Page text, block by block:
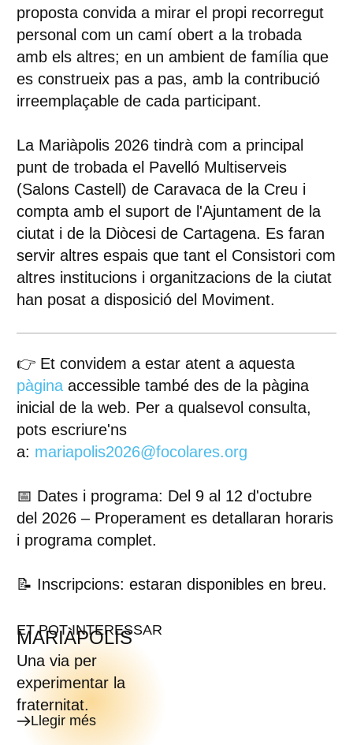
proposta convida a mirar el propi recorregut
personal com un camí obert a la trobada
amb els altres; en un ambient de família que
es construeix pas a pas, amb la contribució
irreemplaçable de cada participant.
La Mariàpolis 2026 tindrà com a principal
punt de trobada el Pavelló Multiserveis
(Salons Castell) de Caravaca de la Creu i
compta amb el suport de l'Ajuntament de la
ciutat i de la Diòcesi de Cartagena. Es faran
servir altres espais que tant el Consistori com
altres institucions i organitzacions de la ciutat
han posat a disposició del Moviment.
👉 Et convidem a estar atent a aquesta
pàginaaccessible també des de la pàgina
inicial de la web. Per a qualsevol consulta,
pots escriure'ns
a: mariapolis2026@focolares.org
📅 Dates i programa: Del 9 al 12 d'octubre
del 2026 – Properament es detallaran horaris
i programa complet.
📝 Inscripcions: estaran disponibles en breu.
ET POT INTERESSAR
MARIÀPOLIS
Una via per
experimentar la
fraternitat.
Llegir més